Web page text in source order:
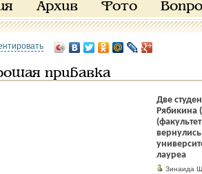
Архив Фото
прибавка
Две
Рябикина
лауреа
Зинаида